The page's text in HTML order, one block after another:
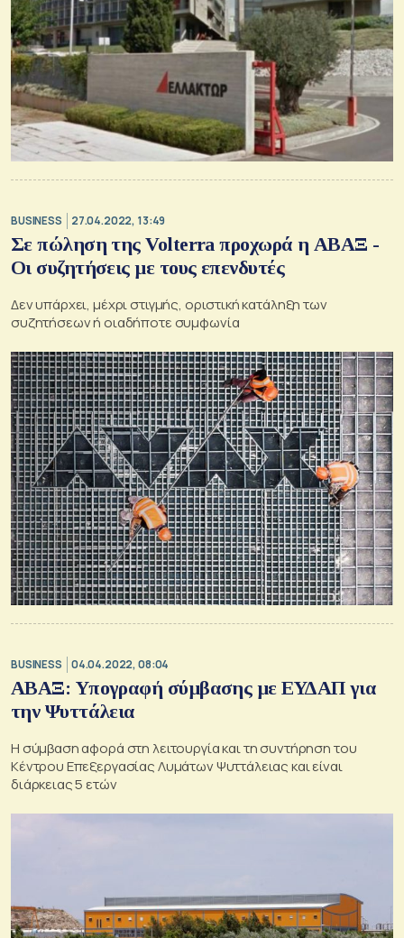
BUSINESS 27.04.2022, 13:49
Σε πώληση της Volterra προχωρά η ΑΒΑΞ -
Οι συζητήσεις με τους επενδυτές
Δεν υπάρχει, μέχρι στιγμής, οριστική κατάληξη των
συζητήσεων ή οιαδήποτε συμφωνία
BUSINESS 04.04.2022, 08:04
ΑΒΑΞ: Υπογραφή σύμβασης με ΕΥΔΑΠ για
την Ψυττάλεια
Η σύμβαση αφορά στη λειτουργία και τη συντήρηση του
Κέντρου Επεξεργασίας Λυμάτων Ψυττάλειας και είναι
διάρκειας 5 ετών